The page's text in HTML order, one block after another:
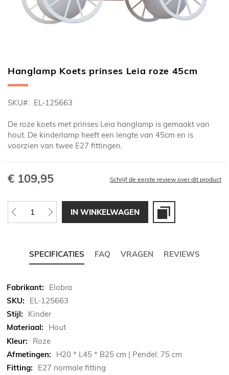
Ga
naar
begin
de
afbeeldingen-
gallerij
Hanglamp Koets prinses Leia roze 45cm
SKU EL-125663
De roze koets met prinses Leia hanglamp is gemaakt van
hout. De kinderlamp heeft een lengte van 45cm en is
voorzien van twee E27 fittingen.
€ 109,95 Schrijf de eerste review over dit product
IN WINKELWAGEN
SPECIFICATIES FAQ VRAGEN REVIEWS
Meer
informatie
Elobra
EL-125663
Kinder
Hout
Roze
H20 * L45 * B25 cm | Pendel: 75 cm
E27 normale fitting